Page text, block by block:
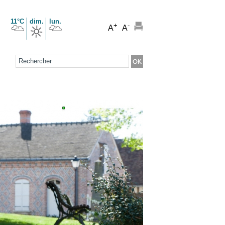
11°C dim. lun.
A+ A-
Formulaire de recherche